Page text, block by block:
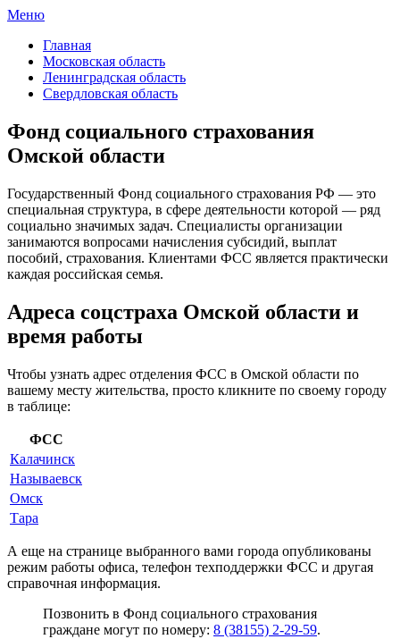
Меню
Главная
Московская область
Ленинградская область
Свердловская область
Фонд социального страхования
Омской области
Государственный Фонд социального страхования РФ — это
специальная структура, в сфере деятельности которой — ряд
социально значимых задач. Специалисты организации
занимаются вопросами начисления субсидий, выплат
пособий, страхования. Клиентами ФСС является практически
каждая российская семья.
Адреса соцстраха Омской области и
время работы
Чтобы узнать адрес отделения ФСС в Омской области по
вашему месту жительства, просто кликните по своему городу
в таблице:
ФСС
Калачинск
Называевск
Омск
Тара
А еще на странице выбранного вами города опубликованы
режим работы офиса, телефон техподдержки ФСС и другая
справочная информация.
Позвонить в Фонд социального страхования
граждане могут по номеру: 8 (38155) 2-29-59.